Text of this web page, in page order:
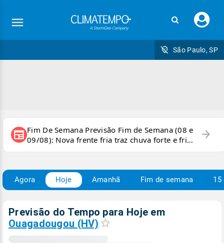
seu
São Paulo, SP
newspaper Fim De Semana Previsão Fim de Semana (08 e
09/08): Nova frente fria traz chuva forte e frio
para áreas do país
arrow_forward
Agora Hoje Amanhã Fim de semana 15
Previsão do Tempo para Hoje em
Ouagadougou (HV)